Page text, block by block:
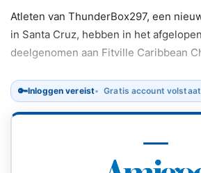
Atleten van ThunderBox297, een
in Santa Cruz, hebben in het
deelgenomen aan Fitville Caribbean
🔑Inloggen vereist Gratis account volstaat